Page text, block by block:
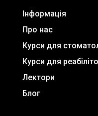
Інформація
Про нас
Курси для
Курси для
Лектори
Блог